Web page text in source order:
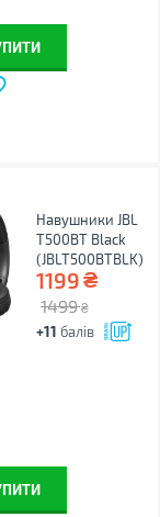
Навушники JBL
T500ВТ Black
(JBLT500BTBLK)
1199₴
1499 ₴
+11 балів